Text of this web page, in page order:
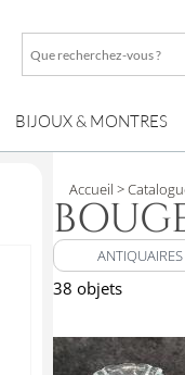
Que
?
BIJOUX & MONTRES
Accueil >
38 objets